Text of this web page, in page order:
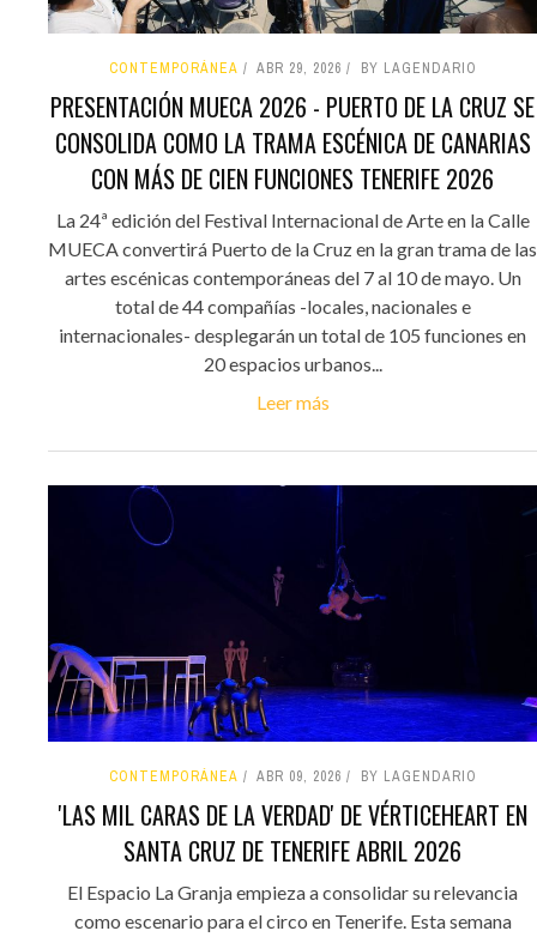
CONTEMPORÁNEA ABR 29, 2026 BY LAGENDARIO
PRESENTACIÓN MUECA 2026 - PUERTO DE LA CRUZ SE
CONSOLIDA COMO LA TRAMA ESCÉNICA DE CANARIAS
CON MÁS DE CIEN FUNCIONES TENERIFE 2026
La 24ª edición del Festival Internacional de Arte en la Calle
MUECA convertirá Puerto de la Cruz en la gran trama de las
artes escénicas contemporáneas del 7 al 10 de mayo. Un
total de 44 compañías -locales, nacionales e
internacionales- desplegarán un total de 105 funciones en
20 espacios urbanos...
Leer más
CONTEMPORÁNEA ABR 09, 2026 BY LAGENDARIO
'LAS MIL CARAS DE LA VERDAD' DE VÉRTICEHEART EN
SANTA CRUZ DE TENERIFE ABRIL 2026
El Espacio La Granja empieza a consolidar su relevancia
como escenario para el circo en Tenerife. Esta semana